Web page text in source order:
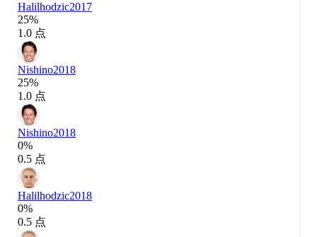
Halilhodzic2017
25%
1.0 点
Nishino2018
25%
1.0 点
Nishino2018
0%
0.5 点
Halilhodzic2018
0%
0.5 点